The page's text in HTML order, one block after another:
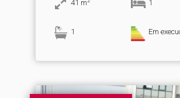
41 m 1
1 Em